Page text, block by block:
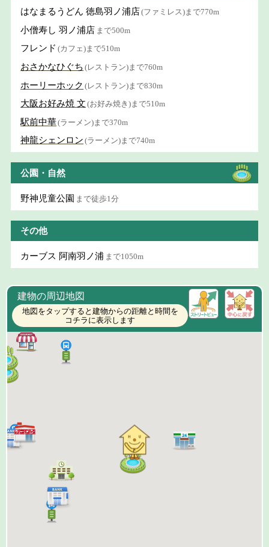
はなまるうどん 徳島羽ノ浦店(ファミレス)まで770m
小僧寿し 羽ノ浦店 まで500m
フレンド (カフェ)まで510m
おさかなひぐち (レストラン)まで760m
ホーリーホック (レストラン)まで830m
大阪お好み焼 文 (お好み焼き)まで510m
駅前中華(ラーメン)まで370m
神龍シェンロン (ラーメン)まで740m
公園・自然
野神児童公園 まで徒歩1分
その他
カーブス 阿南羽ノ浦 まで1050m
建物の周辺地図
地図をタップすると建物からの距離と時間を
コチラに表示します